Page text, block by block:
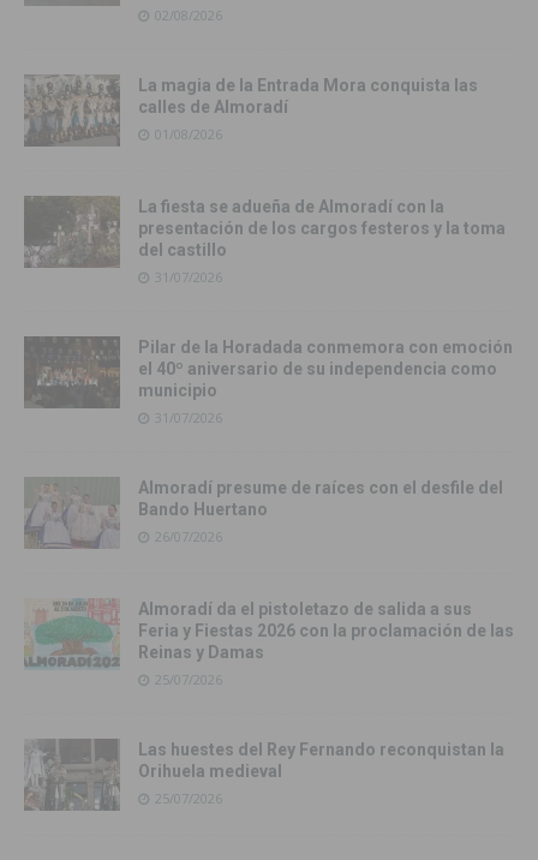
02/08/2026
La magia de la Entrada Mora conquista las
calles de Almoradí
01/08/2026
La fiesta se adueña de Almoradí con la
presentación de los cargos festeros y la toma
del castillo
31/07/2026
Pilar de la Horadada conmemora con emoción
el 40º aniversario de su independencia como
municipio
31/07/2026
Almoradí presume de raíces con el desfile del
Bando Huertano
26/07/2026
Almoradí da el pistoletazo de salida a sus
Feria y Fiestas 2026 con la proclamación de las
Reinas y Damas
25/07/2026
Las huestes del Rey Fernando reconquistan la
Orihuela medieval
25/07/2026